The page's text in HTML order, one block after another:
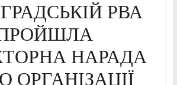
РВА
НАРАДА
ОРГАНІЗАЦІЇ